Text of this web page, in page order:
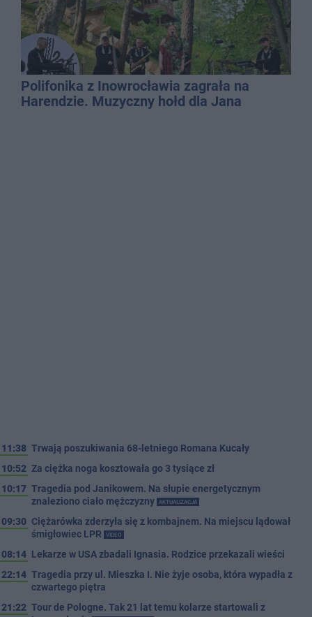
Polifonika z Inowrocławia zagrała na
Harendzie. Muzyczny hołd dla Jana
11:38 Trwają poszukiwania 68-letniego Romana Kucały
10:52 Za ciężka noga kosztowała go 3 tysiące zł
10:17 Tragedia pod Janikowem. Na słupie energetycznym
znaleziono ciało mężczyzny
AKTUALIZACJA
09:30 Ciężarówka zderzyła się z kombajnem. Na miejscu lądował
śmigłowiec LPR
VIDEO
08:14 Lekarze w USA zbadali Ignasia. Rodzice przekazali wieści
22:14 Tragedia przy ul. Mieszka I. Nie żyje osoba, która wypadła z
czwartego piętra
21:22 Tour de Pologne. Tak 21 lat temu kolarze startowali z